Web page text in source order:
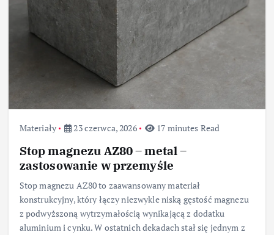
Materiały 23 czerwca, 2026 17 minutes Read
Stop magnezu AZ80 – metal –
zastosowanie w przemyśle
Stop magnezu AZ80 to zaawansowany materiał
konstrukcyjny, który łączy niezwykle niską gęstość magnezu
z podwyższoną wytrzymałością wynikającą z dodatku
aluminium i cynku. W ostatnich dekadach stał się jednym z